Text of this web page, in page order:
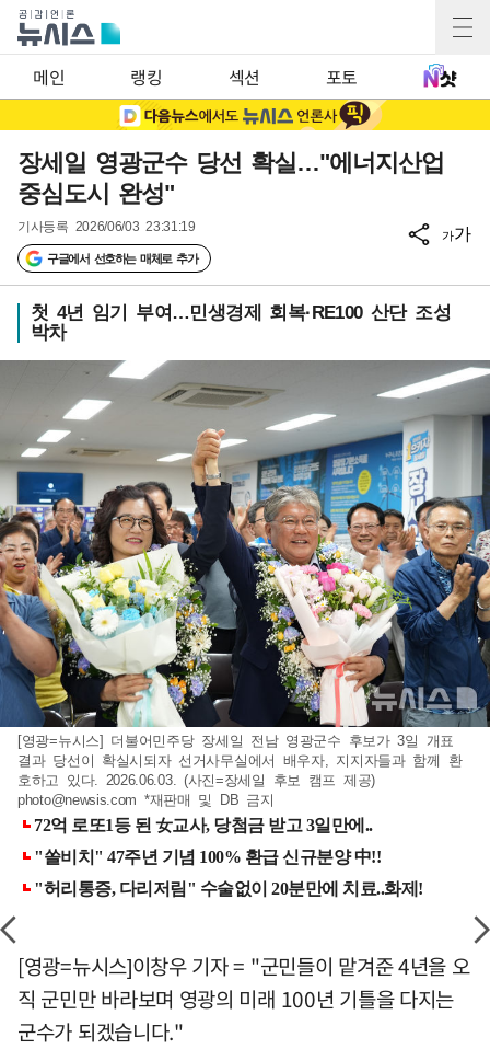
메인 랭킹 섹션 포토
장세일 영광군수 당선 확실…"에너지산업
중심도시 완성"
기사등록 2026/06/03 23:31:19
구글에서 선호하는 매체로 추가
가가
첫 4년 임기 부여…민생경제 회복·RE100 산단 조성
박차
[영광=뉴시스] 더불어민주당 장세일 전남 영광군수 후보가 3일 개표
결과 당선이 확실시되자 선거사무실에서 배우자, 지지자들과 함께 환
호하고 있다. 2026.06.03. (사진=장세일 후보 캠프 제공)
photo@newsis.com *재판매 및 DB 금지
[영광=뉴시스]이창우 기자 = "군민들이 맡겨준 4년을 오
직 군민만 바라보며 영광의 미래 100년 기틀을 다지는
군수가 되겠습니다."